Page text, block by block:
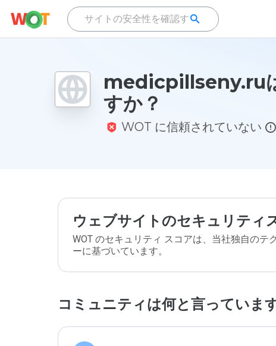
medicpillseny.ru
すか？
WOT に信頼されていない
ウェブサイトのセキュリティ
WOT のセキュリティ スコアは、当社独自の
ーに基づいています。
コミュニティは何と言っていま